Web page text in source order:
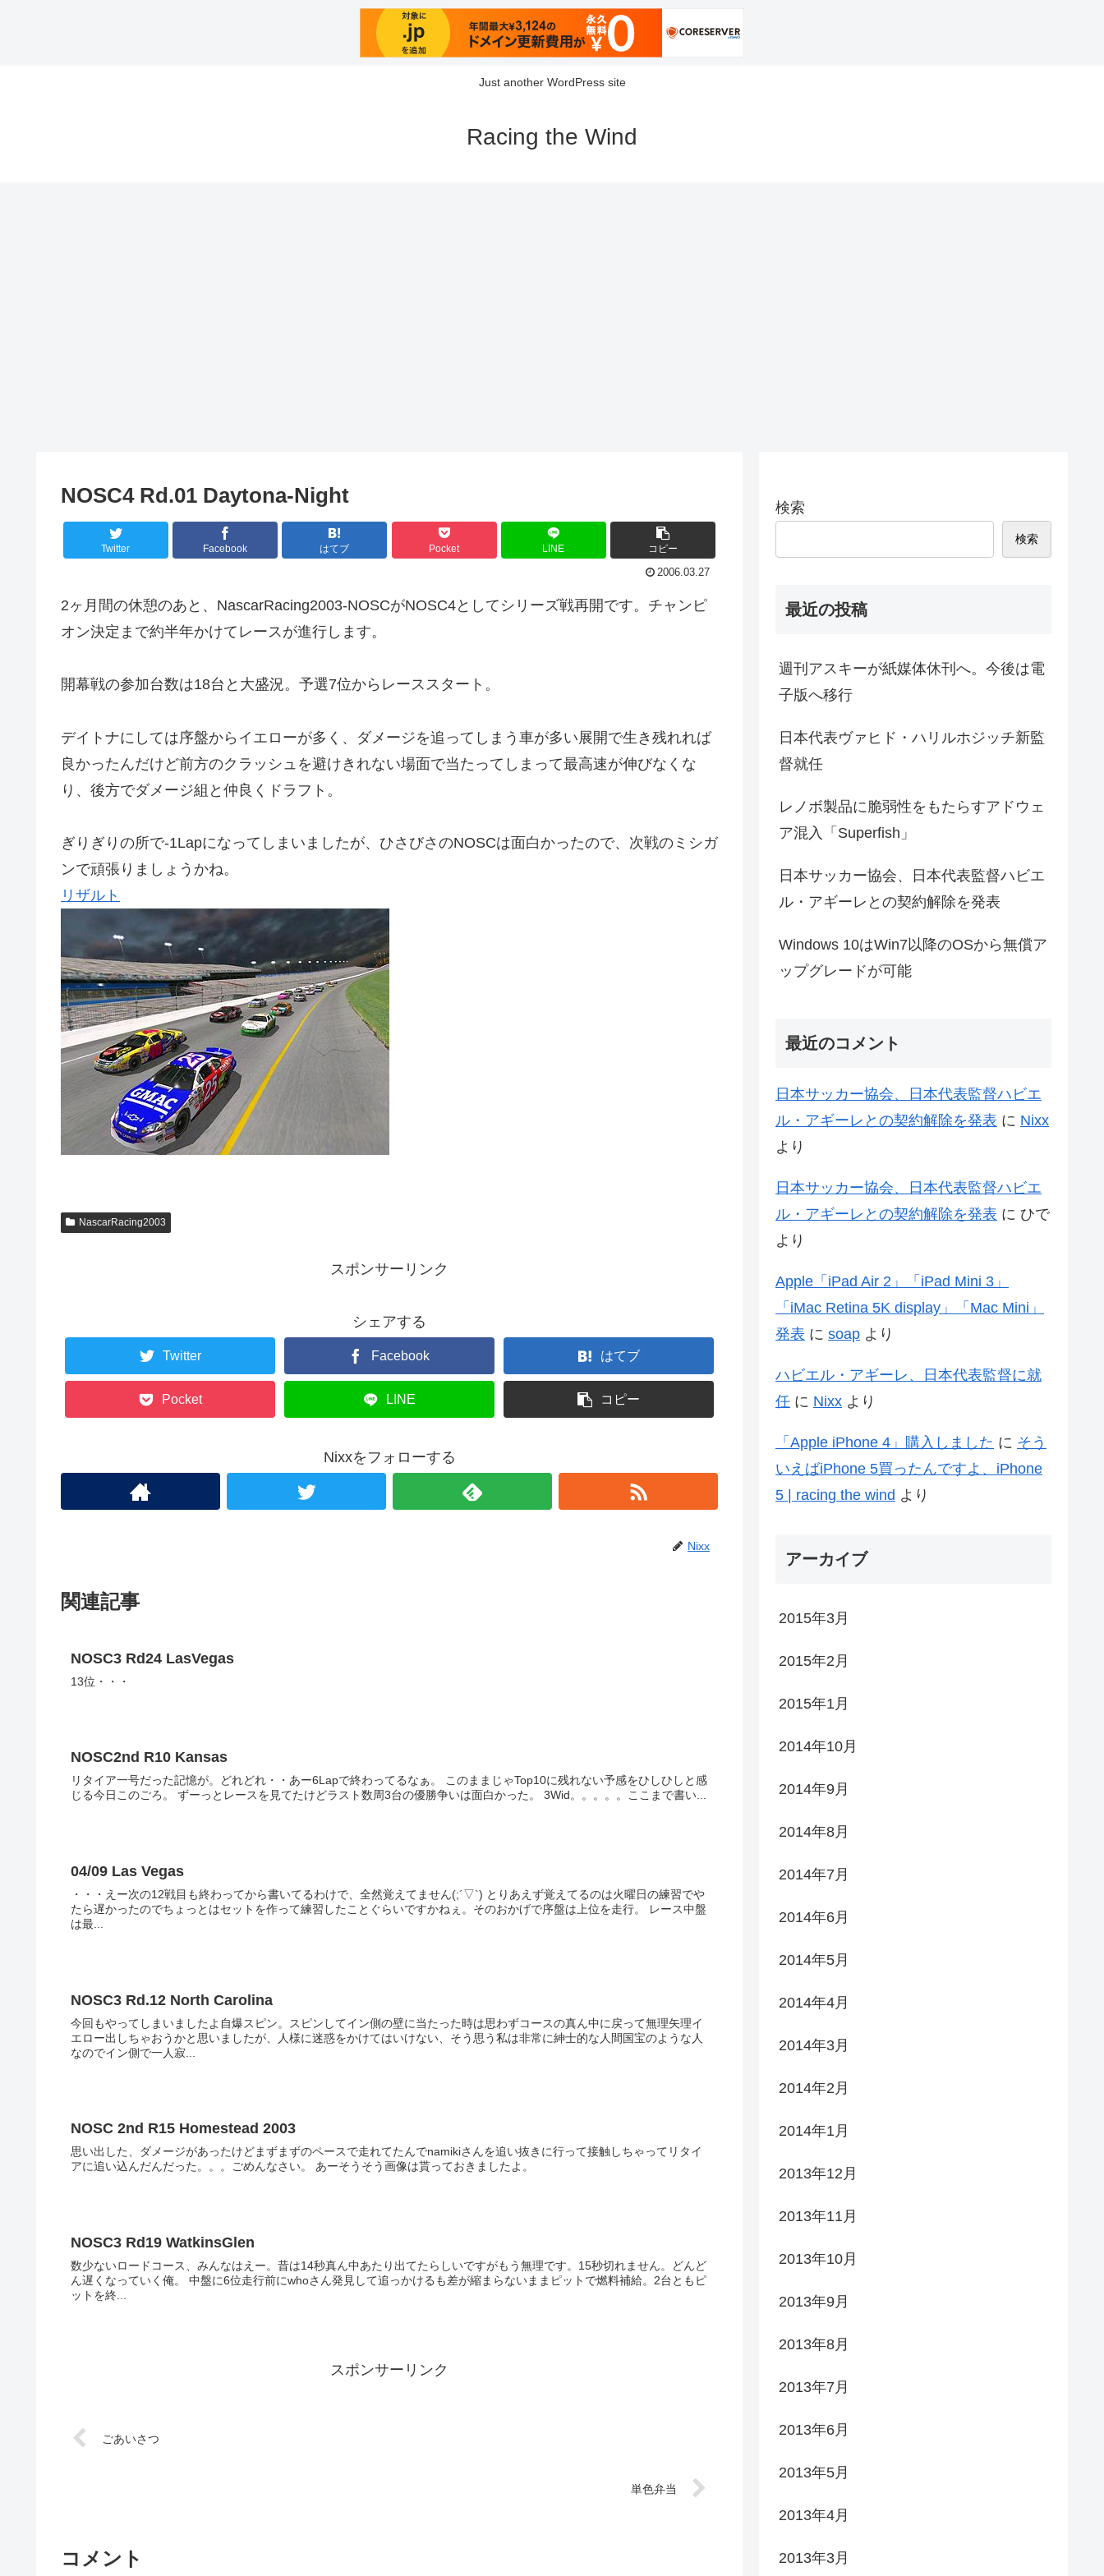
Just another WordPress site
Racing the Wind
NOSC4 Rd.01 Daytona-Night
Twitter Facebook はてブ Pocket LINE コピー
2006.03.27
2ヶ月間の休憩のあと、NascarRacing2003-NOSCがNOSC4としてシリーズ戦再開です。チャンピ
オン決定まで約半年かけてレースが進行します。
開幕戦の参加台数は18台と大盛況。予選7位からレーススタート。
デイトナにしては序盤からイエローが多く、ダメージを追ってしまう車が多い展開で生き残れれば
良かったんだけど前方のクラッシュを避けきれない場面で当たってしまって最高速が伸びなくな
り、後方でダメージ組と仲良くドラフト。
ぎりぎりの所で-1Lapになってしまいましたが、ひさびさのNOSCは面白かったので、次戦のミシガ
ンで頑張りましょうかね。
リザルト
NascarRacing2003
スポンサーリンク
シェアする
Twitter Facebook はてブ
Pocket LINE コピー
Nixxをフォローする
Nixx
関連記事
NOSC3 Rd24 LasVegas
13位・・・
NOSC2nd R10 Kansas
リタイア一号だった記憶が。どれどれ・・あー6Lapで終わってるなぁ。 このままじゃTop10に残れない予感をひしひしと感
じる今日このごろ。 ずーっとレースを見てたけどラスト数周3台の優勝争いは面白かった。 3Wid。。。。。ここまで書い...
04/09 Las Vegas
・・・えー次の12戦目も終わってから書いてるわけで、全然覚えてません(;´▽`) とりあえず覚えてるのは火曜日の練習でや
たら遅かったのでちょっとはセットを作って練習したことぐらいですかねぇ。そのおかげで序盤は上位を走行。 レース中盤
は最...
NOSC3 Rd.12 North Carolina
今回もやってしまいましたよ自爆スピン。スピンしてイン側の壁に当たった時は思わずコースの真ん中に戻って無理矢理イ
エロー出しちゃおうかと思いましたが、人様に迷惑をかけてはいけない、そう思う私は非常に紳士的な人間国宝のような人
なのでイン側で一人寂...
NOSC 2nd R15 Homestead 2003
思い出した、ダメージがあったけどまずまずのペースで走れてたんでnamikiさんを追い抜きに行って接触しちゃってリタイ
アに追い込んだんだった。。。ごめんなさい。 あーそうそう画像は貰っておきましたよ。
NOSC3 Rd19 WatkinsGlen
数少ないロードコース、みんなはえー。昔は14秒真ん中あたり出てたらしいですがもう無理です。15秒切れません。どんど
ん遅くなっていく俺。 中盤に6位走行前にwhoさん発見して追っかけるも差が縮まらないままピットで燃料補給。2台ともピ
ットを終...
スポンサーリンク
ごあいさつ
単色弁当
コメント
検索
検索
最近の投稿
週刊アスキーが紙媒体休刊へ。今後は電
子版へ移行
日本代表ヴァヒド・ハリルホジッチ新監
督就任
レノボ製品に脆弱性をもたらすアドウェ
ア混入「Superfish」
日本サッカー協会、日本代表監督ハビエ
ル・アギーレとの契約解除を発表
Windows 10はWin7以降のOSから無償ア
ップグレードが可能
最近のコメント
日本サッカー協会、日本代表監督ハビエ
ル・アギーレとの契約解除を発表 に Nixx
より
日本サッカー協会、日本代表監督ハビエ
ル・アギーレとの契約解除を発表 に ひで
より
Apple「iPad Air 2」「iPad Mini 3」
「iMac Retina 5K display」「Mac Mini」
発表 に soap より
ハビエル・アギーレ、日本代表監督に就
任 に Nixx より
「Apple iPhone 4」購入しました に そう
いえばiPhone 5買ったんですよ、iPhone
5 | racing the wind より
アーカイブ
2015年3月
2015年2月
2015年1月
2014年10月
2014年9月
2014年8月
2014年7月
2014年6月
2014年5月
2014年4月
2014年3月
2014年2月
2014年1月
2013年12月
2013年11月
2013年10月
2013年9月
2013年8月
2013年7月
2013年6月
2013年5月
2013年4月
2013年3月